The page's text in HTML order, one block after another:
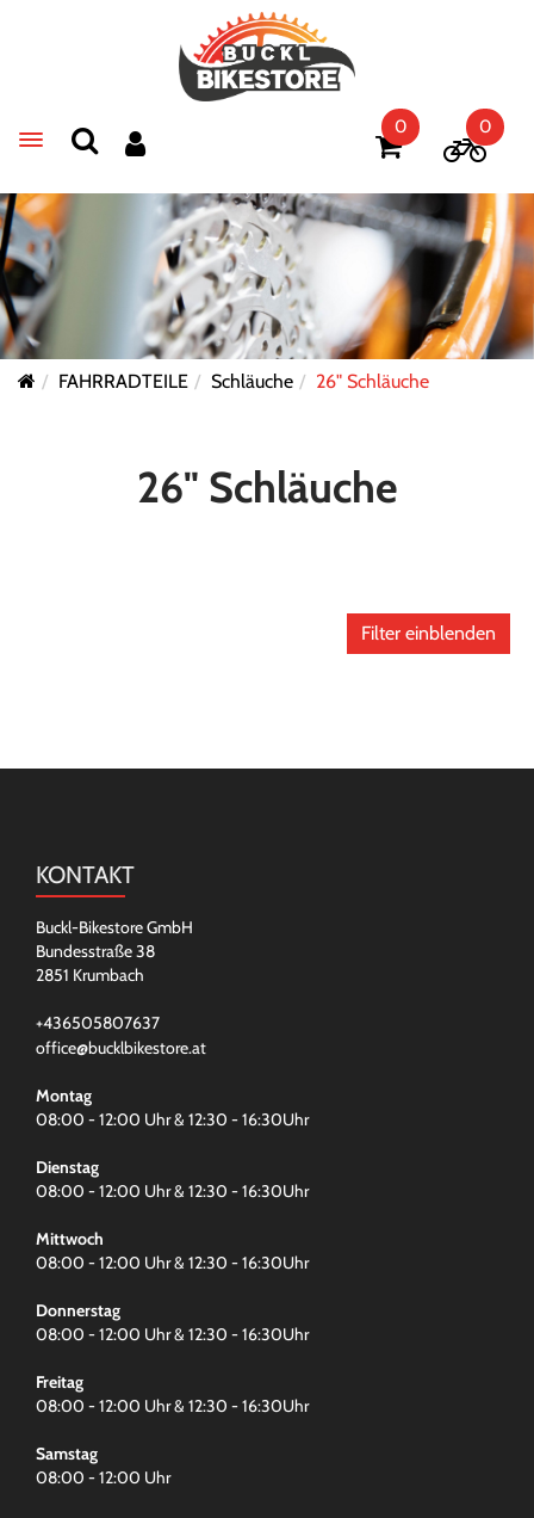
Toggle navigation
0 0
FAHRRADTEILE Schläuche 26" Schläuche
26" Schläuche
Filter einblenden
KONTAKT
Buckl-Bikestore GmbH
Bundesstraße 38
2851 Krumbach
+436505807637
office@bucklbikestore.at
Montag
08:00 - 12:00 Uhr & 12:30 - 16:30Uhr
Dienstag
08:00 - 12:00 Uhr & 12:30 - 16:30Uhr
Mittwoch
08:00 - 12:00 Uhr & 12:30 - 16:30Uhr
Donnerstag
08:00 - 12:00 Uhr & 12:30 - 16:30Uhr
Freitag
08:00 - 12:00 Uhr & 12:30 - 16:30Uhr
Samstag
08:00 - 12:00 Uhr